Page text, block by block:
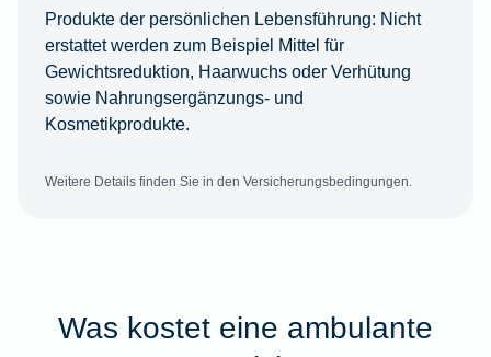
Produkte der persönlichen Lebensführung: Nicht
erstattet werden zum Beispiel Mittel für
Gewichtsreduktion, Haarwuchs oder Verhütung
sowie Nahrungsergänzungs- und
Kosmetikprodukte.
Weitere Details finden Sie in den Versicherungsbedingungen.
Was kostet eine ambulante